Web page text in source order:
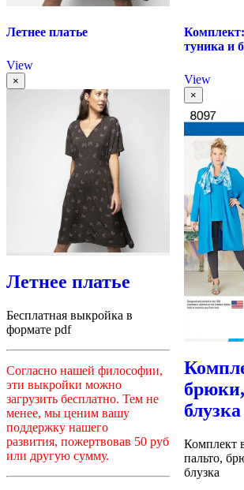
Летнее платье
View
×
Летнее платье
Бесплатная выкройка в
формате pdf
Согласно нашей философии,
эти выкройки можно
загрузить бесплатно. Тем не
менее, мы ценим вашу
поддержку нашего
развития, пожертвовав 50 руб
или другую сумму.
туника и
View
×
блузка
Комплект
пальто,
блузка